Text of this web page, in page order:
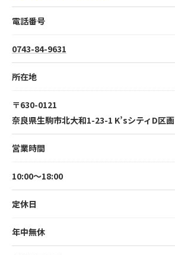
電話番号
0743-84-9631
所在地
〒630-0121
奈良県生駒市北大和1-23-1 K’sシティD区画
営業時間
10:00～18:00
定休日
年中無休